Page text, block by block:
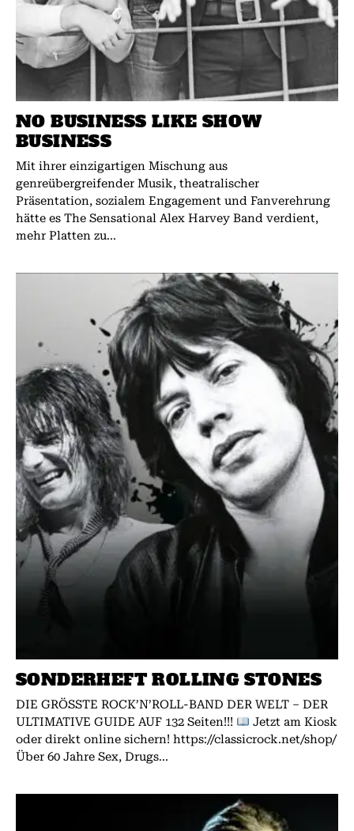
NO BUSINESS LIKE SHOW
BUSINESS
Mit ihrer einzigartigen Mischung aus
genreübergreifender Musik, theatralischer
Präsentation, sozialem Engagement und Fanverehrung
hätte es The Sensational Alex Harvey Band verdient,
mehr Platten zu...
SONDERHEFT ROLLING STONES
DIE GRÖSSTE ROCK’N’ROLL-BAND DER WELT – DER
ULTIMATIVE GUIDE AUF 132 Seiten!!!
Jetzt am Kiosk
oder direkt online sichern! https://classicrock.net/shop/
Über 60 Jahre Sex, Drugs...